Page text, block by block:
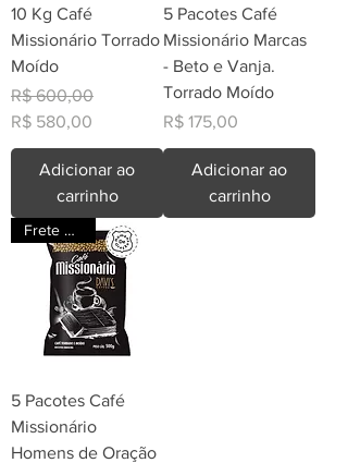
10 Kg Café
Missionário Torrado
Moído
Preço normal
R$ 600,00
Preço promocional
R$ 580,00
Adicionar ao
carrinho
5 Pacotes Café
Missionário Marcas
- Beto e Vanja.
Torrado Moído
Preço
R$ 175,00
Adicionar ao
carrinho
Frete Grátis
5 Pacotes Café
Missionário
Homens de Oração